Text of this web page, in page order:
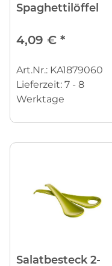
Spaghettilöffel
4,09 € *
Art.Nr.: KA1879060
Lieferzeit: 7 - 8
Werktage
Salatbesteck 2-